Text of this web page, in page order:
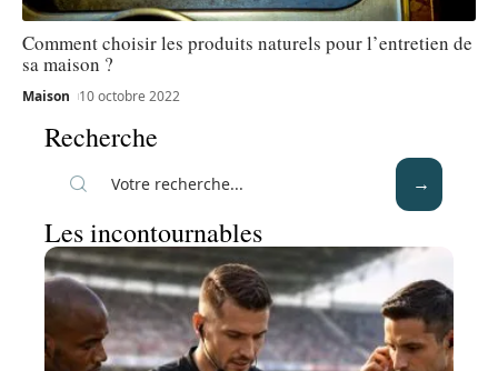
Comment choisir les produits naturels pour l’entretien de
sa maison ?
Maison 10 octobre 2022
Recherche
Les incontournables